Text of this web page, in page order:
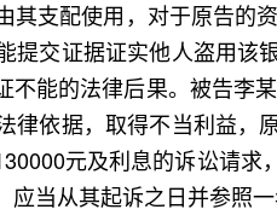
其支配使用，对于原告的
提交证据证实他人盗用该
不能的法律后果。被告李
律依据，取得不当利益，
元及利息的诉讼请求
当从其起诉之日并参照